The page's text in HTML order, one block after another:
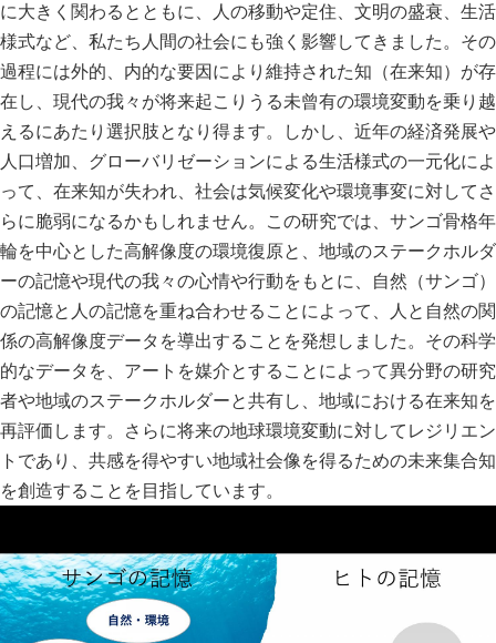
ト
内
検
English
に大きく関わるとともに、人の移動や定住、文明の盛衰、生活
様式など、私たち人間の社会にも強く影響してきました。その
過程には外的、内的な要因により維持された知（在来知）が存
在し、現代の我々が将来起こりうる未曾有の環境変動を乗り越
えるにあたり選択肢となり得ます。しかし、近年の経済発展や
人口増加、グローバリゼーションによる生活様式の一元化によ
って、在来知が失われ、社会は気候変化や環境事変に対してさ
らに脆弱になるかもしれません。この研究では、サンゴ骨格年
輪を中心とした高解像度の環境復原と、地域のステークホルダ
ーの記憶や現代の我々の心情や行動をもとに、自然（サンゴ）
の記憶と人の記憶を重ね合わせることによって、人と自然の関
係の高解像度データを導出することを発想しました。その科学
的なデータを、アートを媒介とすることによって異分野の研究
者や地域のステークホルダーと共有し、地域における在来知を
再評価します。さらに将来の地球環境変動に対してレジリエン
トであり、共感を得やすい地域社会像を得るための未来集合知
を創造することを目指しています。